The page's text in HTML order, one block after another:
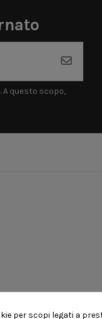
questo scopo,
per scopi legati a